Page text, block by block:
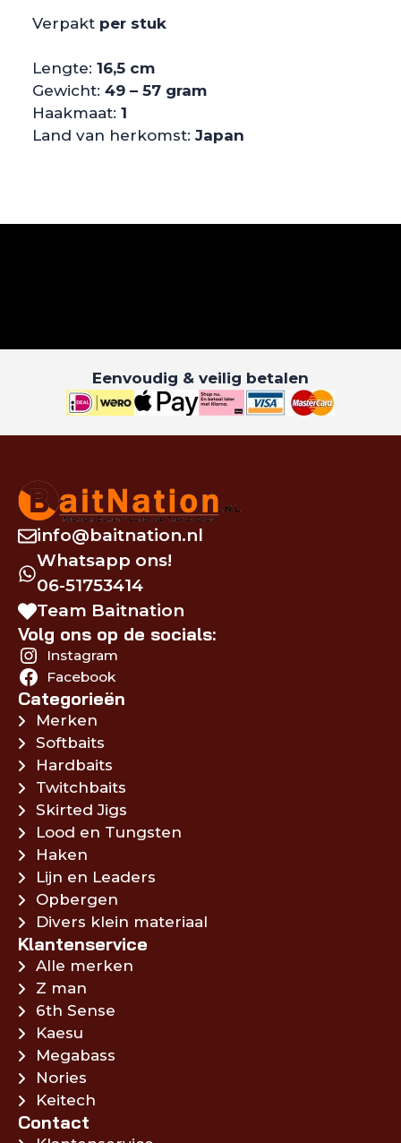
Verpakt per stuk
Lengte: 16,5 cm
Gewicht: 49 – 57 gram
Haakmaat: 1
Land van herkomst: Japan
Eenvoudig & veilig betalen
info@baitnation.nl
Whatsapp ons!
06-51753414
Team Baitnation
Volg ons op de socials:
Instagram
Facebook
Categorieën
Merken
Softbaits
Hardbaits
Twitchbaits
Skirted Jigs
Lood en Tungsten
Haken
Lijn en Leaders
Opbergen
Divers klein materiaal
Klantenservice
Alle merken
Z man
6th Sense
Kaesu
Megabass
Nories
Keitech
Contact